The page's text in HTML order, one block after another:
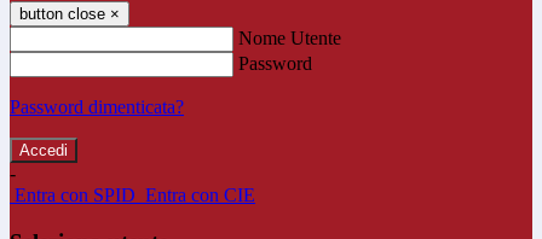
button close ×
Nome Utente
Password
Password dimenticata?
-
Entra con SPID Entra con CIE